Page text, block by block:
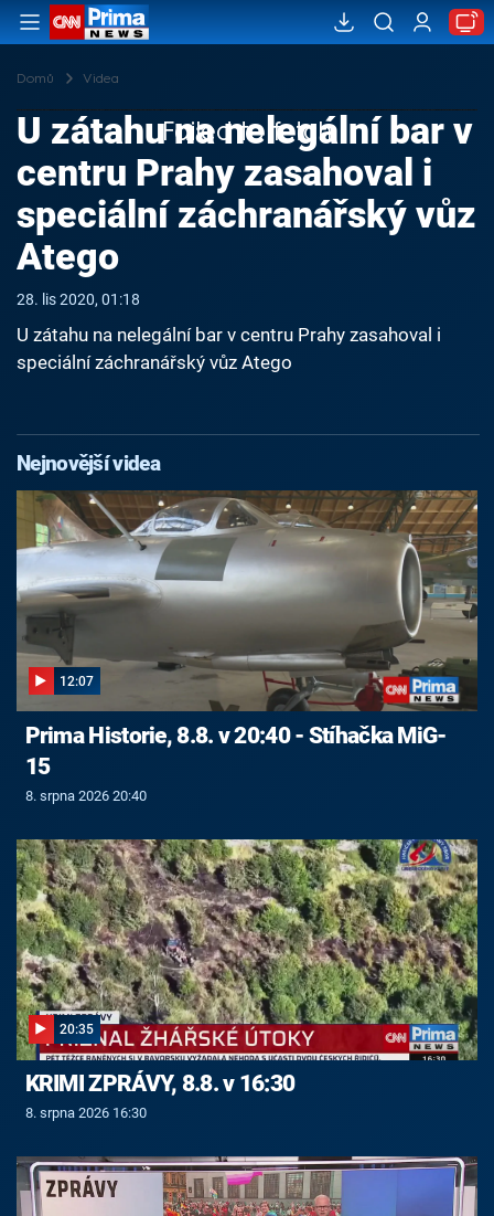
Domů Videa
Failed to fetch
U zátahu na nelegální bar v
centru Prahy zasahoval i
speciální záchranářský vůz
Atego
28. lis 2020, 01:18
U zátahu na nelegální bar v centru Prahy zasahoval i
speciální záchranářský vůz Atego
Nejnovější videa
12:07
Prima Historie, 8.8. v 20:40 - Stíhačka MiG-
15
8. srpna 2026 20:40
20:35
KRIMI ZPRÁVY, 8.8. v 16:30
8. srpna 2026 16:30